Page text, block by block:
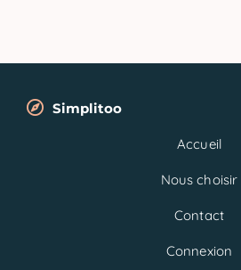
Simplitoo
Accueil
Nous choisir
Contact
Connexion